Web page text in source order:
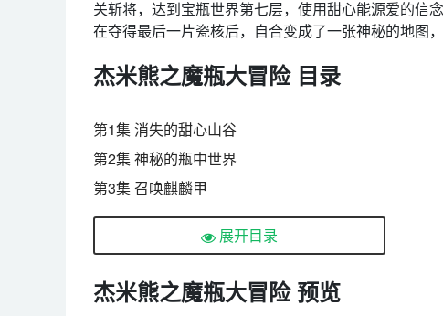
关斩将，达到宝瓶世界第七层，使用甜心能源爱的信
在夺得最后一片瓷核后，自合变成了一张神秘的地图
杰米熊之魔瓶大冒险 目录
第1集 消失的甜心山谷
第2集 神秘的瓶中世界
第3集 召唤麒麟甲
第4集 第三位武圣士
第5集 朱雀甲现身
第7集 炎热瓷窑层
展开目录
杰米熊之魔瓶大冒险 预览